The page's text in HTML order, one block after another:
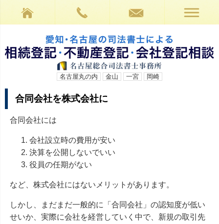
名古屋丸の内 金山 一宮 岡崎
合同会社を株式会社に
合同会社には
会社設立時の費用が安い
決算を公開しないでいい
役員の任期がない
など、株式会社にはないメリットがあります。
しかし、まだまだ一般的に「合同会社」の認知度が低い
せいか、実際に会社を経営していく中で、新規の取引先